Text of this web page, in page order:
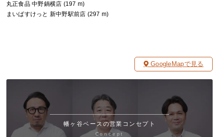
丸正食品 中野鍋横店 (197 m)
まいばすけっと 新中野駅前店 (297 m)
GoogleMapで見る
幡ヶ谷ベースの営業コンセプト
Concept